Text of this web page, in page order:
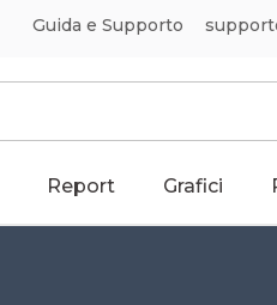
Guida e Supporto
Report Grafici